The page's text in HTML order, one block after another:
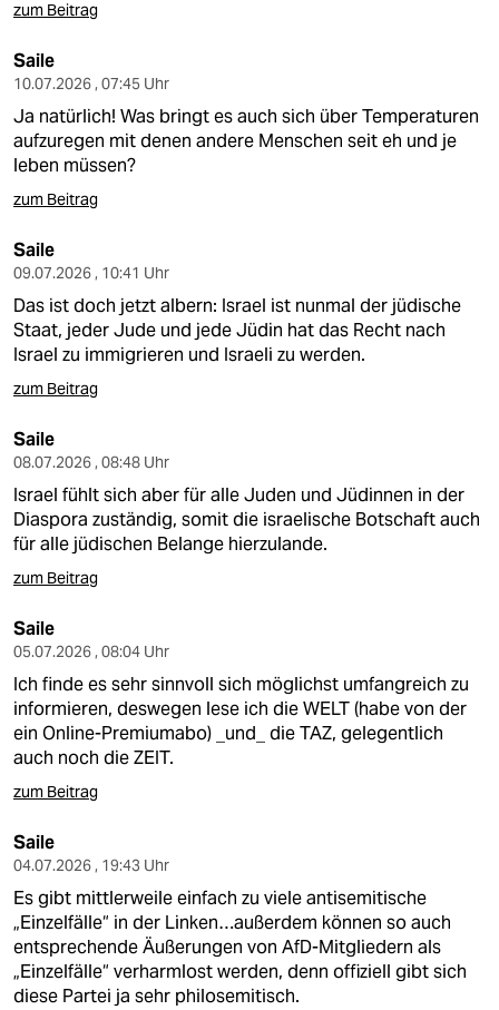
zum Beitrag
Saile
10.07.2026 , 07:45 Uhr
Ja natürlich! Was bringt es auch sich über Temperaturen
aufzuregen mit denen andere Menschen seit eh und je
leben müssen?
zum Beitrag
Saile
09.07.2026 , 10:41 Uhr
Das ist doch jetzt albern: Israel ist nunmal der jüdische
Staat, jeder Jude und jede Jüdin hat das Recht nach
Israel zu immigrieren und Israeli zu werden.
zum Beitrag
Saile
08.07.2026 , 08:48 Uhr
Israel fühlt sich aber für alle Juden und Jüdinnen in der
Diaspora zuständig, somit die israelische Botschaft auch
für alle jüdischen Belange hierzulande.
zum Beitrag
Saile
05.07.2026 , 08:04 Uhr
Ich finde es sehr sinnvoll sich möglichst umfangreich zu
informieren, deswegen lese ich die WELT (habe von der
ein Online-Premiumabo) _und_ die TAZ, gelegentlich
auch noch die ZEIT.
zum Beitrag
Saile
04.07.2026 , 19:43 Uhr
Es gibt mittlerweile einfach zu viele antisemitische
„Einzelfälle“ in der Linken…außerdem können so auch
entsprechende Äußerungen von AfD-Mitgliedern als
„Einzelfälle“ verharmlost werden, denn offiziell gibt sich
diese Partei ja sehr philosemitisch.